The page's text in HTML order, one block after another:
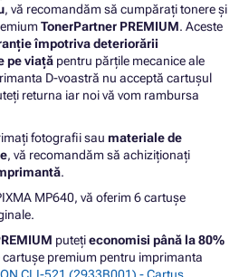
, vă recomandăm să cumpărați tonere și
TonerPartner PREMIUM. Aceste
împotriva deteriorării
pe viață pentru părțile mecanice ale
D-voastră nu acceptă cartușul
returna iar noi vă vom rambursa
fotografii sau materiale de
, vă recomandăm să achiziționați
.
MP640, vă oferim 6 cartușe
putețieconomisi până la 80%
premium pentru imprimanta
CLI-521 (2933B001) - Cartuș